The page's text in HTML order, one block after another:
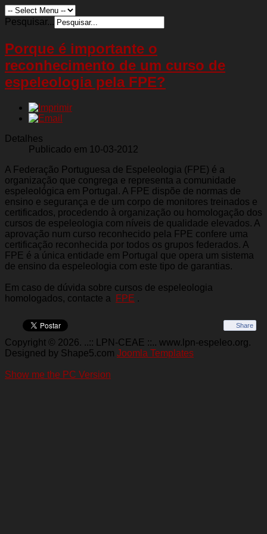
Pesquisar...
Porque é importante o
reconhecimento de um curso de
espeleologia pela FPE?
Detalhes
Publicado em 10-03-2012
A Federação Portuguesa de Espeleologia (FPE) é a
organização que congrega e representa a comunidade
espeleológica em Portugal. A FPE dispõe de normas de
ensino e segurança e de um corpo de monitores treinados e
certificados, procedendo à organização ou homologação dos
cursos de espeleologia com níveis de qualidade elevados. A
aprovação num curso reconhecido pela FPE confere uma
certificação reconhecida por todos os grupos federados. A
FPE é a única entidade em Portugal que opera um sistema
de ensino da espeleologia com este tipo de garantias.
Em caso de dúvida sobre cursos de espeleologia
homologados, contacte a
FPE .
Share
Copyright © 2026. ..:: LPN-CEAE ::.. www.lpn-espeleo.org.
Designed by Shape5.com Joomla Templates
Show me the PC Version